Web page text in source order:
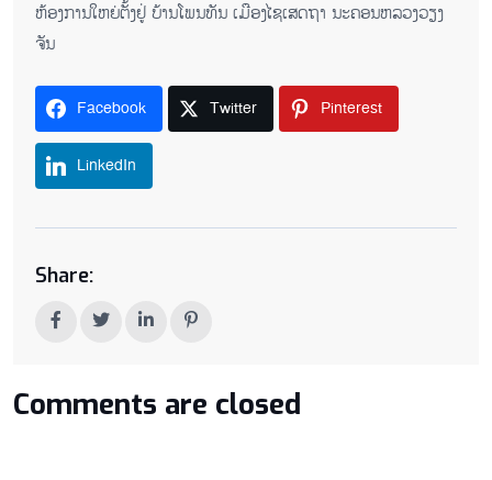
​ຫ້ອງ​ການ​ໃຫຍ່​ຕັ້ງ​ຢູ່ ບ້ານ​ໂພ​ນ​ທັນ ເມືອງ​ໄຊ​ເສດ​ຖາ ນະ​ຄອນ​ຫລວງວຽງ​
ຈັນ
Facebook Twitter Pinterest
LinkedIn
Share:
Comments are closed